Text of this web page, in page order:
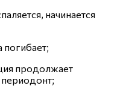
начинается
погибает;
продолжает
периодонт;